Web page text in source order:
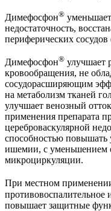
Димефосфон®
недостаточность,
периферических
Димефосфон® улучшает
кровообращения, не
сосудорасширяющим
на метаболизм тканей
улучшает венозный
применения препарата
цереброваскулярной
способностью повышать
ишемии, с уменьшением
микроциркуляции.
При местном
противовоспалительное
повышает защитные